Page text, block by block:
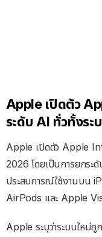
Apple เปิดตัว
ระดับ AI ทั่วทั้งร
Apple เปิดตัว Apple
2026 โดยเป็นการยกระ
ประสบการณ์ใช้งานบน
AirPods และ Apple
Apple ระบุว่าระบบใหม่